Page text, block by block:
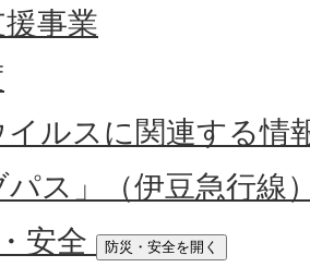
事業
ルスに関連する情
パス」（伊豆急行線
安全
防災・安全を開く